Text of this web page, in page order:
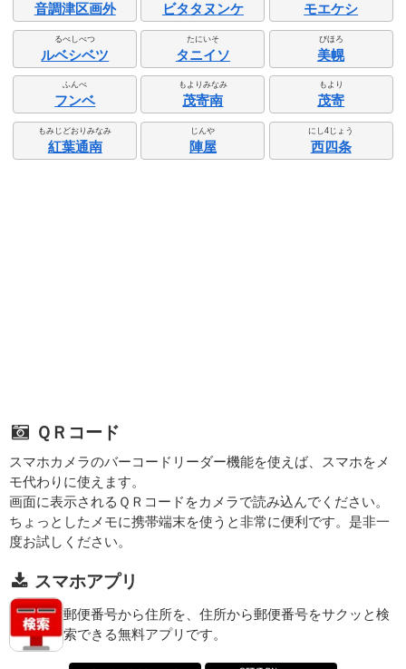
音調津区画外 ビタタヌンケ モエケシ
るべしべつ
ルベシベツ
たにいそ
タニイソ
びほろ
美幌
ふんべ
フンベ
もよりみなみ
茂寄南
もより
茂寄
もみじどおりみなみ
紅葉通南
じんや
陣屋
にし4じょう
西四条
ＱＲコード
スマホカメラのバーコードリーダー機能を使えば、スマホをメ
モ代わりに使えます。
画面に表示されるＱＲコードをカメラで読み込んでください。
ちょっとしたメモに携帯端末を使うと非常に便利です。是非一
度お試しください。
スマホアプリ
郵便番号から住所を、住所から郵便番号をサクッと検
索できる無料アプリです。